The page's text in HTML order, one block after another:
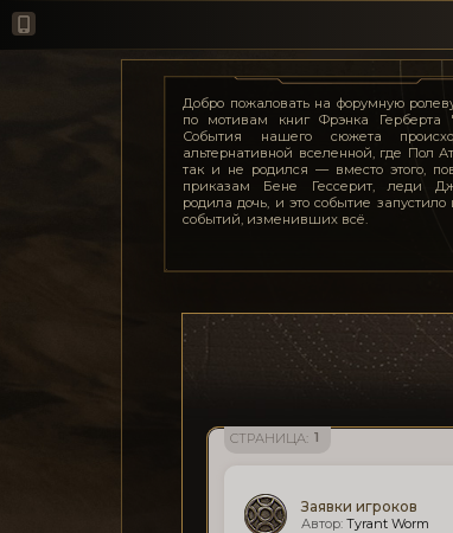
Добро пожаловать на форумную
по мотивам книг Фрэнка Герберта
События нашего сюжета
альтернативной вселенной, где Пол
так и не родился — вместо этого,
приказам Бене Гессерит, леди
родила дочь, и это событие запустило
событий, изменивших всё.
СТРАНИЦА: 1
Заявки игроков
Tyrant Worm